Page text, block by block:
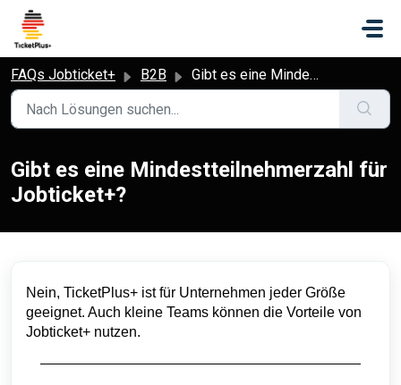
Zum hauptsächlichen Inhalt gehen
FAQs Jobticket+ B2B Gibt es eine Mindestteilnehmerzahl für Jobticket+?
Gibt es eine Mindestteilnehmerzahl für
Jobticket+?
Nein, TicketPlus+ ist für Unternehmen jeder Größe
geeignet. Auch kleine Teams können die Vorteile von
Jobticket+ nutzen.